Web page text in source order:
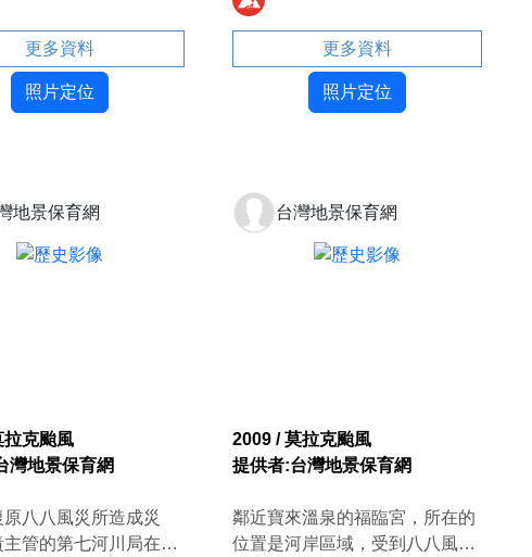
塌地產生。這裡也沒
發的跡象。
更多資料
照片定位
攻擊坡，受到洪水劇烈侵蝕導致
河岸崩塌後退，原本安穩的房屋
也因此失去立足之地而搖搖欲
更多資料
照片定位
地景保育網
拉克颱風
灣地景保育網
八八風災所造成災
管的第七河川局在寶
台灣地景保育網
2009 / 莫拉克颱風
提供者:台灣地景保育網
鄰近寶來溫泉的福臨宮，所在的
位置是河岸區域，受到八八風災